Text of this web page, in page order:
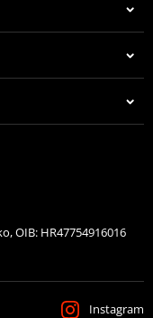
OIB: HR47754916016
Instagram